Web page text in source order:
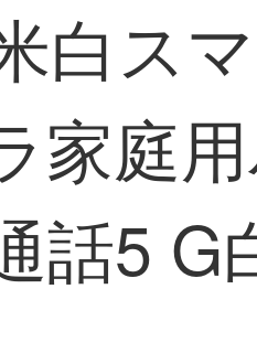
白ス
家庭
話5 G